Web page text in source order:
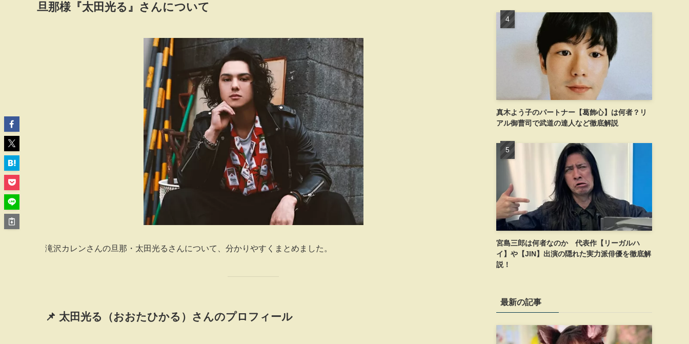
旦那様『太田光る』さんについて
滝沢カレンさんの旦那・太田光るさんについて、分かりやすくまとめました。
📌 太田光る（おおたひかる）さんのプロフィール
真木よう子のパートナー【葛飾心】は何者？リ
アル御曹司で武道の達人など徹底解説
宮島三郎は何者なのか 代表作【リーガルハ
イ】や【JIN】出演の隠れた実力派俳優を徹底解
説！
最新の記事